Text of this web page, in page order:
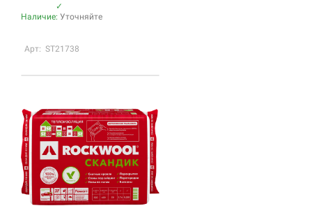
✓
Наличие: Уточняйте
Арт: ST21738